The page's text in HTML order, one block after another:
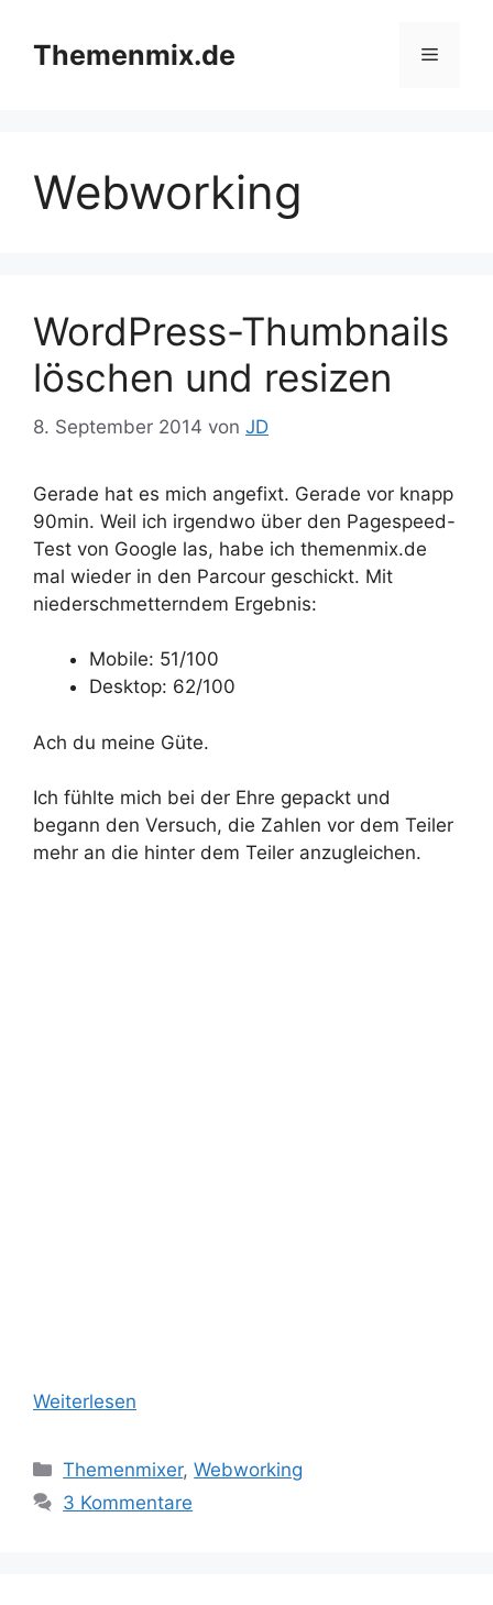
Inhalt
springen
Themenmix.de Menü
Webworking
WordPress-Thumbnails
löschen und resizen
8. September 2014 von JD
Gerade hat es mich angefixt. Gerade vor knapp
90min. Weil ich irgendwo über den Pagespeed-
Test von Google las, habe ich themenmix.de
mal wieder in den Parcour geschickt. Mit
niederschmetterndem Ergebnis:
Mobile: 51/100
Desktop: 62/100
Ach du meine Güte.
Ich fühlte mich bei der Ehre gepackt und
begann den Versuch, die Zahlen vor dem Teiler
mehr an die hinter dem Teiler anzugleichen.
Weiterlesen
Kategorien
Themenmixer,Webworking
3 Kommentare